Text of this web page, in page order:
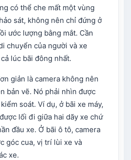
có thể che mất một vùng
sát, không nên chỉ đứng ở
ước lượng bằng mắt. Cần
chuyển của người và xe
lúc bãi đông nhất.
giản là camera không nên
bản vẽ. Nó phải nhìn được
soát. Ví dụ, ở bãi xe máy,
lối đi giữa hai dãy xe chứ
đầu xe. Ở bãi ô tô, camera
góc cua, vị trí lùi xe và
xe.